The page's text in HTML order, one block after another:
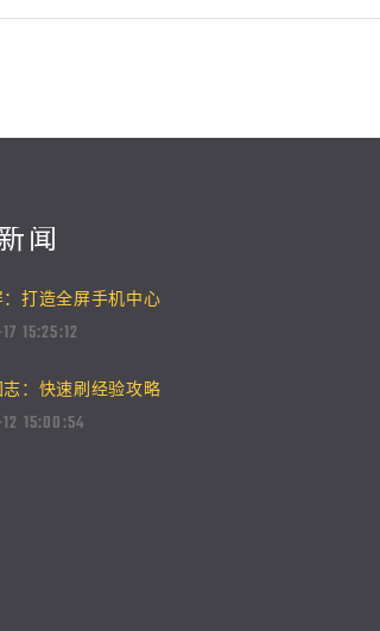
闻
打造全屏手机中心
15:25:12
：快速刷经验攻略
15:00:54